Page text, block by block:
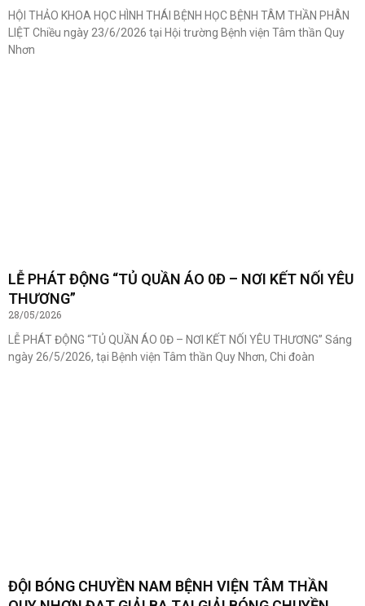
HỘI THẢO KHOA HỌC HÌNH THÁI BỆNH HỌC BỆNH TÂM THẦN PHÂN
LIỆT Chiều ngày 23/6/2026 tại Hội trường Bệnh viện Tâm thần Quy
Nhơn
LỄ PHÁT ĐỘNG “TỦ QUẦN ÁO 0Đ – NƠI KẾT NỐI YÊU
THƯƠNG”
28/05/2026
LỄ PHÁT ĐỘNG “TỦ QUẦN ÁO 0Đ – NƠI KẾT NỐI YÊU THƯƠNG” Sáng
ngày 26/5/2026, tại Bệnh viện Tâm thần Quy Nhơn, Chi đoàn
ĐỘI BÓNG CHUYỀN NAM BỆNH VIỆN TÂM THẦN